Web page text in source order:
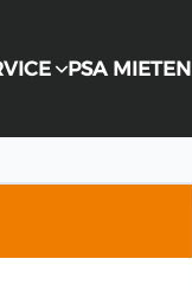
PSA MIETEN